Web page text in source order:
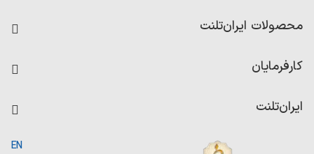
رزومه ساز
امتیاز شرکت‌ها
محصولات ایران‌تلنت
کاردیکس
کارفرمایان
ایران‌تلنت
EN